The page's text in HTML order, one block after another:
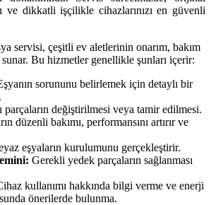
ve dikkatli işçilikle cihazlarınızı en güvenli
servisi, çeşitli ev aletlerinin onarım, bakım
Bu hizmetler genellikle şunları içerir:
sorununu belirlemek için detaylı bir
parçaların değiştirilmesi veya tamir edilmesi.
düzenli bakımı, performansını artırır ve
eşyaların kurulumunu gerçekleştirir.
Gerekli yedek parçaların sağlanması
kullanımı hakkında bilgi verme ve enerji
önerilerde bulunma.